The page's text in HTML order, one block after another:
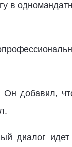
в
Он добавил,
диалог